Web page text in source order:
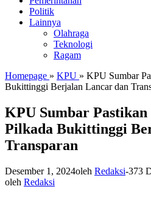
Politik
Lainnya
Olahraga
Teknologi
Ragam
Homepage » KPU » KPU Sumbar
Bukittinggi Berjalan Lancar dan
KPU Sumbar
Pilkada Bukittinggi
Transparan
Desember 1, 2024oleh Redaksi-373
oleh Redaksi